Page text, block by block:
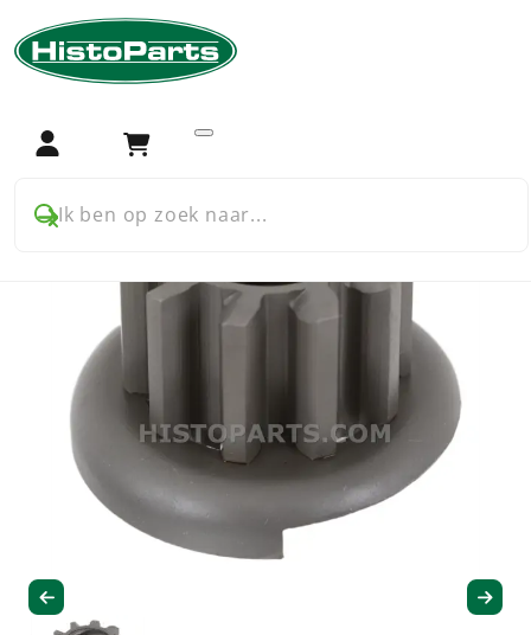
Login Winkelwagen
Ik ben op zoek naar...
Home Auto onderdelen
Startmotor en dynamo
Startmotor bendix tandwiel T-Ford